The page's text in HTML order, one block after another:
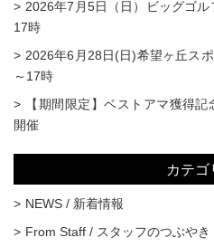
2026年7月5日（日）ビッグゴ
17時
2026年6月28日(日)希望ヶ丘ス
～17時
【期間限定】ベストアマ獲得
開催
カテゴ
NEWS / 新着情報
From Staff / スタッフのつぶやき